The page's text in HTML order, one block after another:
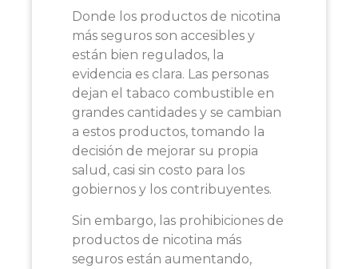
Donde los productos de nicotina
más seguros son accesibles y
están bien regulados, la
evidencia es clara. Las personas
dejan el tabaco combustible en
grandes cantidades y se cambian
a estos productos, tomando la
decisión de mejorar su propia
salud, casi sin costo para los
gobiernos y los contribuyentes.
Sin embargo, las prohibiciones de
productos de nicotina más
seguros están aumentando,